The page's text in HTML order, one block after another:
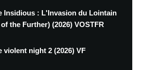
Insidious : L'Invasion du Lointain
the Further) (2026) VOSTFR
violent night 2 (2026) VF